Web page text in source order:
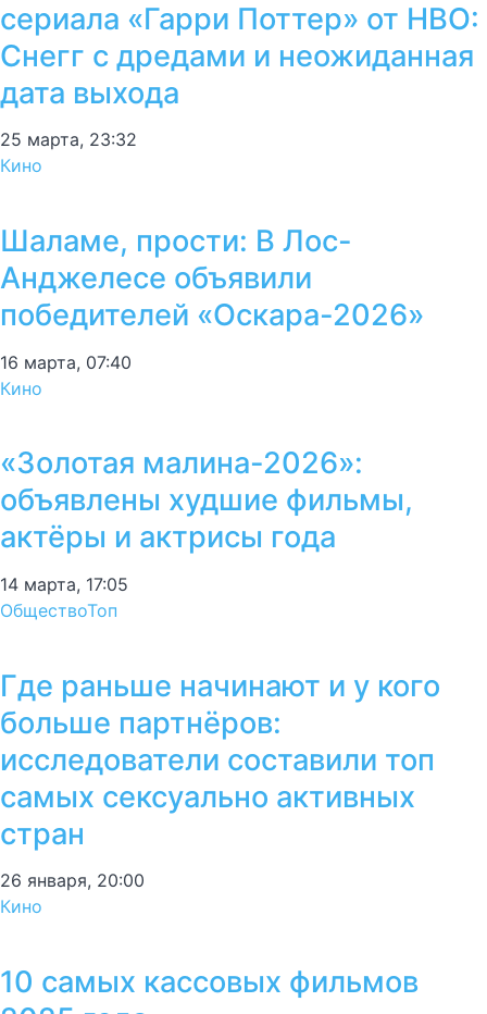
сериала «Гарри Поттер» от HBO:
Снегг с дредами и неожиданная
дата выхода
25 марта, 23:32
Кино
Шаламе, прости: В Лос-
Анджелесе объявили
победителей «Оскара-2026»
16 марта, 07:40
Кино
«Золотая малина-2026»:
объявлены худшие фильмы,
актёры и актрисы года
14 марта, 17:05
ОбществоТоп
Где раньше начинают и у кого
больше партнёров:
исследователи составили топ
самых сексуально активных
стран
26 января, 20:00
Кино
10 самых кассовых фильмов